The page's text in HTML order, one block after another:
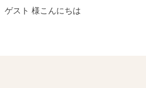
ゲスト 様こんにちは